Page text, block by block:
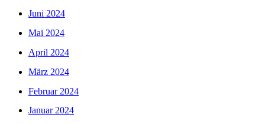
Juni 2024
Mai 2024
April 2024
März 2024
Februar 2024
Januar 2024